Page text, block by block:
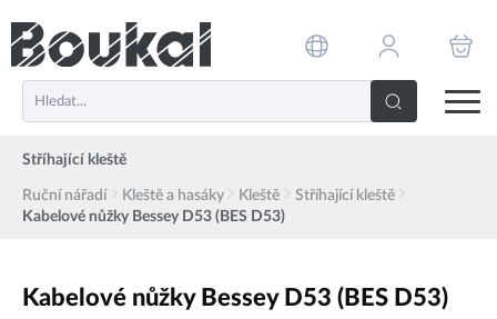
Stříhající kleště
Ruční nářadí Kleště a hasáky Kleště
Stříhající kleště
Kabelové nůžky Bessey D53 (BES D53)
Kabelové nůžky Bessey D53 (BES D53)